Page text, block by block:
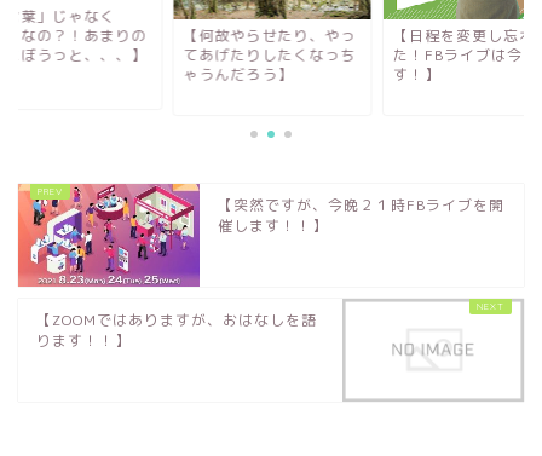
言葉」じゃなく
」なの？！あまりの
ぼうっと、、、】
【何故やらせたり、やっ
てあげたりしたくなっち
ゃうんだろう】
【日程を変更し忘れ
た！FBライブは今晩
す！】
【突然ですが、今晩２１時FBライブを開
催します！！】
【ZOOMではありますが、おはなしを語
ります！！】